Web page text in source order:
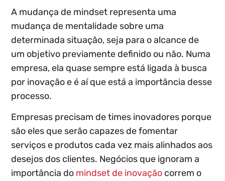
A mudança de mindset representa uma
mudança de mentalidade sobre uma
determinada situação, seja para o alcance de
um objetivo previamente definido ou não. Numa
empresa, ela quase sempre está ligada à busca
por inovação e é aí que está a importância desse
processo.
Empresas precisam detimes inovadores porque
são eles que serão capazes de fomentar
serviços e produtos cada vez mais alinhados aos
desejos dos clientes. Negócios que ignoram a
importância do mindset de inovação correm o